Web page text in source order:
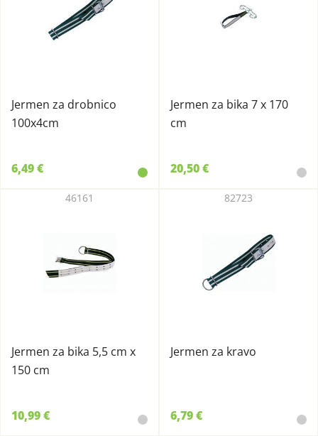
Jermen za drobnico
100x4cm
6,49 €
Jermen za bika 7 x 170
cm
20,50 €
Jermen za bika 5,5 cm x
150 cm
46161
10,99 €
Jermen za kravo
82723
6,79 €